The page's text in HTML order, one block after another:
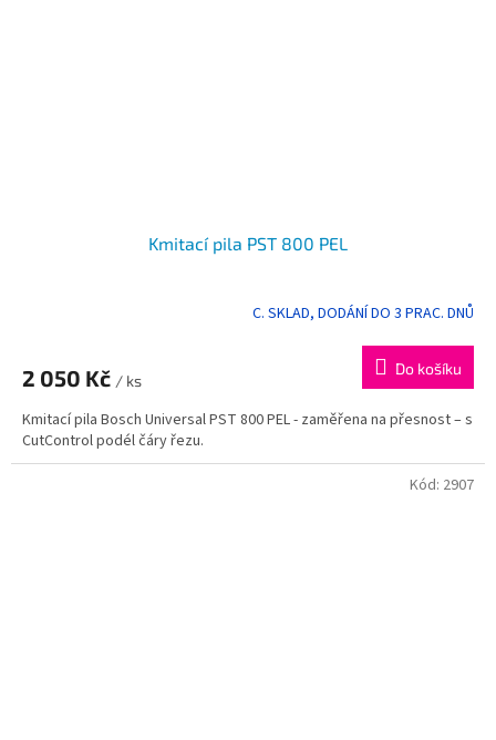
Kmitací pila PST 800 PEL
je
z
5
hvězdiček.
C. SKLAD, DODÁNÍ DO 3 PRAC. DNŮ
2 050 Kč / ks
Do košíku
Kmitací pila Bosch Universal PST 800 PEL - zaměřena na přesnost – s
CutControl podél čáry řezu.
Kód: 2907